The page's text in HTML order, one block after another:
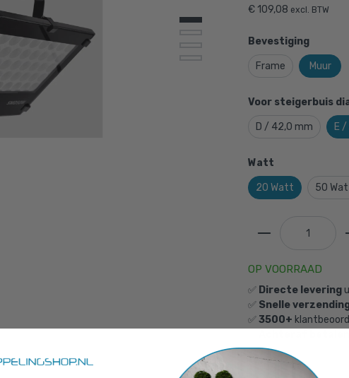
€ 109,08 excl. BTW
Bevestiging
Frame Muur
Voor steigerbuis
D / 42,0 mm E
Watt
20 Watt 50
OP VOORRAAD
✅ Directe levering
✅ Snelle
✅3500+
voor frame - 20W - 48 mm - aan muur
is toegevoegd